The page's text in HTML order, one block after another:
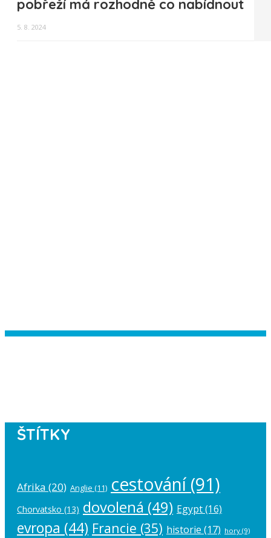
pobřeží má rozhodně co nabídnout
5. 8. 2024
ŠTÍTKY
Afrika (20) Anglie (11) cestování(91)
Chorvatsko (13) dovolená (49) Egypt(16)
evropa (44) Francie (35) historie (17) hory (9)